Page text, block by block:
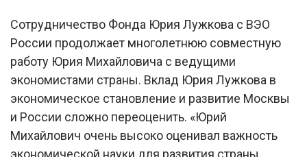
Сотрудничество Фонда Юрия Лужкова с ВЭО
России продолжает многолетнюю совместную
работу Юрия Михайловича с ведущими
экономистами страны. Вклад Юрия Лужкова в
экономическое становление и развитие Москвы
и России сложно переоценить. «Юрий
Михайлович очень высоко оценивал важность
экономической науки для развития страны,